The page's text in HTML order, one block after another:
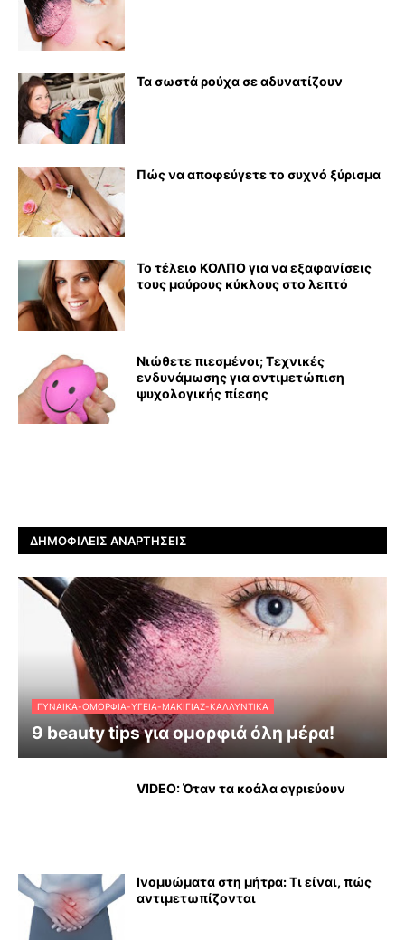
Τα σωστά ρούχα σε αδυνατίζουν
Πώς να αποφεύγετε το συχνό ξύρισμα
Το τέλειο ΚΟΛΠΟ για να εξαφανίσεις
τους μαύρους κύκλους στο λεπτό
Νιώθετε πιεσμένοι; Τεχνικές
ενδυνάμωσης για αντιμετώπιση
ψυχολογικής πίεσης
ΔΗΜΟΦΙΛΕΊΣ ΑΝΑΡΤΉΣΕΙΣ
ΓΥΝΑΊΚΑ-ΟΜΟΡΦΙΆ-ΥΓΕΊΑ-ΜΑΚΙΓΙΆΖ-ΚΑΛΛΥΝΤΙΚΆ
9 beauty tips για ομορφιά όλη μέρα!
VIDEO: Όταν τα κοάλα αγριεύουν
Ινομυώματα στη μήτρα: Τι είναι, πώς
αντιμετωπίζονται